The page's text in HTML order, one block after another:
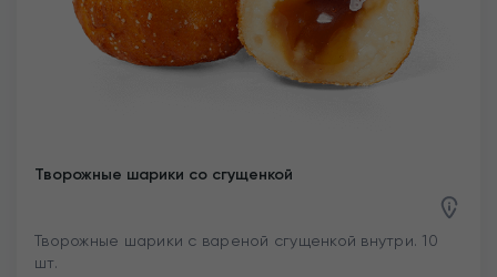
Творожные шарики со сгущенкой
Творожные шарики с вареной сгущенкой внутри. 10
шт.